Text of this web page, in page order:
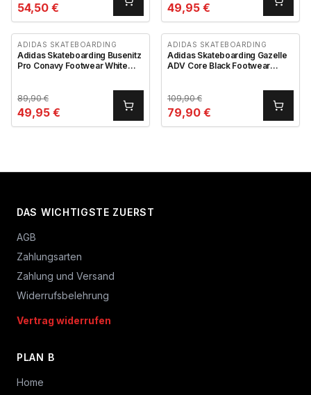
54,50 € 49,95 €
ADIDAS SKATEBOARDING
Adidas Skateboarding Busenitz
Pro Conavy Footwear White
89,90€
49,95 €
ADIDAS SKATEBOARDING
Adidas Skateboarding Gazelle
ADV Core Black Footwear
109,90€
79,90 €
DAS WICHTIGSTE ZUERST
AGB
Zahlungsarten
Zahlung und Versand
Widerrufsbelehrung
Vertrag widerrufen
PLAN B
Home